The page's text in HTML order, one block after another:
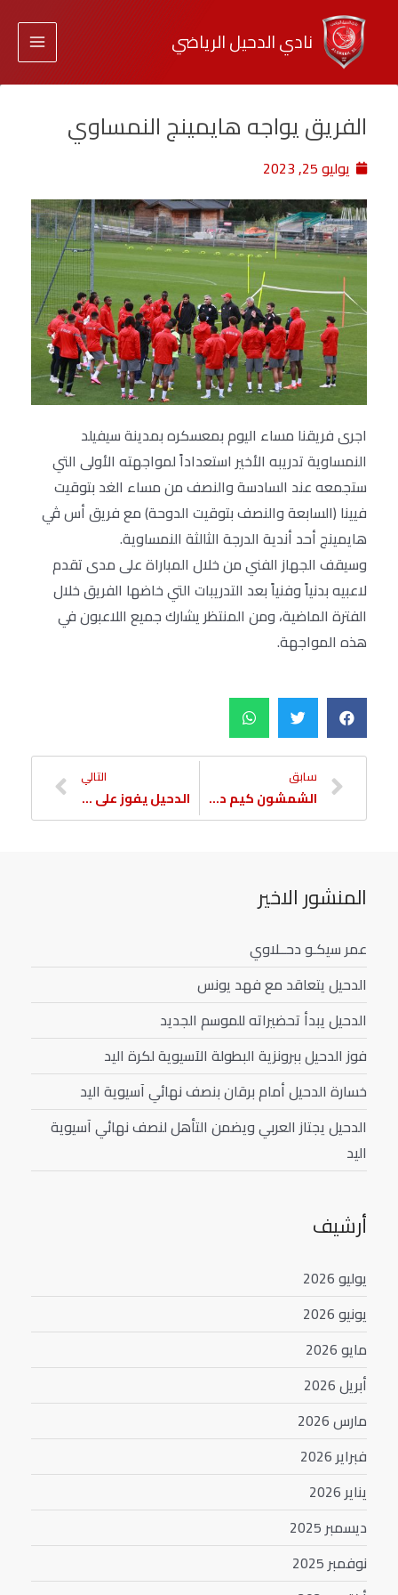
نادي الدحيل الرياضي
الفريق يواجه هايمينج النمساوي
يوليو 25, 2023
اجرى فريقنا مساء اليوم بمعسكره بمدينة سيفيلد
النمساوية تدريبه الأخير استعداداً لمواجهته الأولى التي
ستجمعه عند السادسة والنصف من مساء الغد بتوقيت
فيينا (السابعة والنصف بتوقيت الدوحة) مع فريق أس ڤي
هايمينج أحد أندية الدرجة الثالثة النمساوية.
وسيقف الجهاز الفني من خلال المباراة على مدى تقدم
لاعبيه بدنياً وفنياً بعد التدريبات التي خاضها الفريق خلال
الفترة الماضية، ومن المنتظر يشارك جميع اللاعبون في
هذه المواجهة.
سابق
الشمشون كيم دحلاوي
التالي
الدحيل يفوز على هايمينج
المنشور الاخير
عمر سيكـو دحــلاوي
الدحيل يتعاقد مع فهد يونس
الدحيل يبدأ تحضيراته للموسم الجديد
فوز الدحيل ببرونزية البطولة الآسيوية لكرة اليد
خسارة الدحيل أمام برقان بنصف نهائي آسيوية اليد
الدحيل يجتاز العربي ويضمن التأهل لنصف نهائي آسيوية
اليد
أرشيف
يوليو 2026
يونيو 2026
مايو 2026
أبريل 2026
مارس 2026
فبراير 2026
يناير 2026
ديسمبر 2025
نوفمبر 2025